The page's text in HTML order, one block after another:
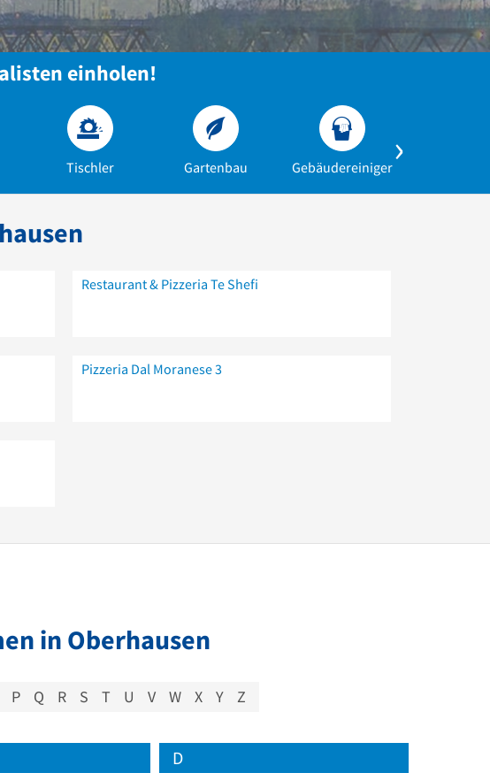
einholen!
Tischler Gartenbau Gebäudereiniger
Restaurant & Pizzeria Te Shefi
Pizzeria Dal Moranese 3
in Oberhausen
P Q R S T U V W X Y Z
D